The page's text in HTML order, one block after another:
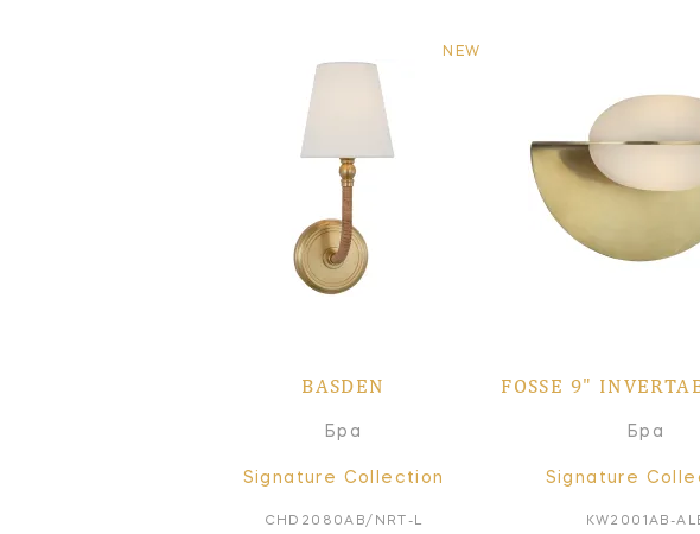
NEW
BASDEN
Бра
Signature Collection
CHD2080AB/NRT-L
FOSSE 9"
Бра
Signature
KW2001AB-